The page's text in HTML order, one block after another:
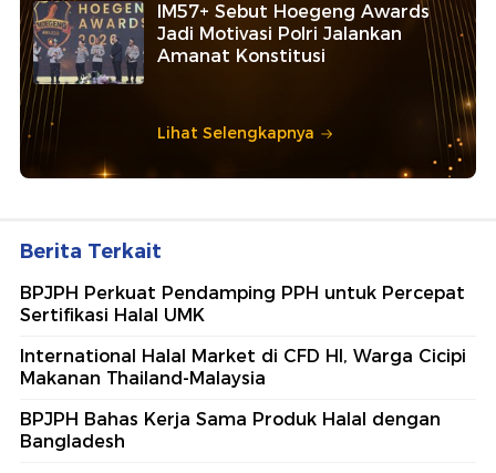
IM57+ Sebut Hoegeng Awards
Jadi Motivasi Polri Jalankan
Amanat Konstitusi
Lihat Selengkapnya
Berita Terkait
BPJPH Perkuat Pendamping PPH untuk Percepat
Sertifikasi Halal UMK
International Halal Market di CFD HI, Warga Cicipi
Makanan Thailand-Malaysia
BPJPH Bahas Kerja Sama Produk Halal dengan
Bangladesh